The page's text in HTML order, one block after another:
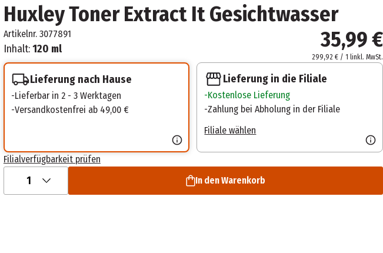
Huxley Toner Extract It Gesichtwasser
Artikelnr. 3077891
Inhalt:120 ml 35,99 €
299,92 € / 1 linkl. MwSt.
Lieferung nach Hause
Lieferbar in 2 - 3 Werktagen
Versandkostenfrei ab 49,00 €
Lieferung in die Filiale
Kostenlose Lieferung
Zahlung bei Abholung in der Filiale
Filiale wählen
Filialverfügbarkeit prüfen
1 In den Warenkorb